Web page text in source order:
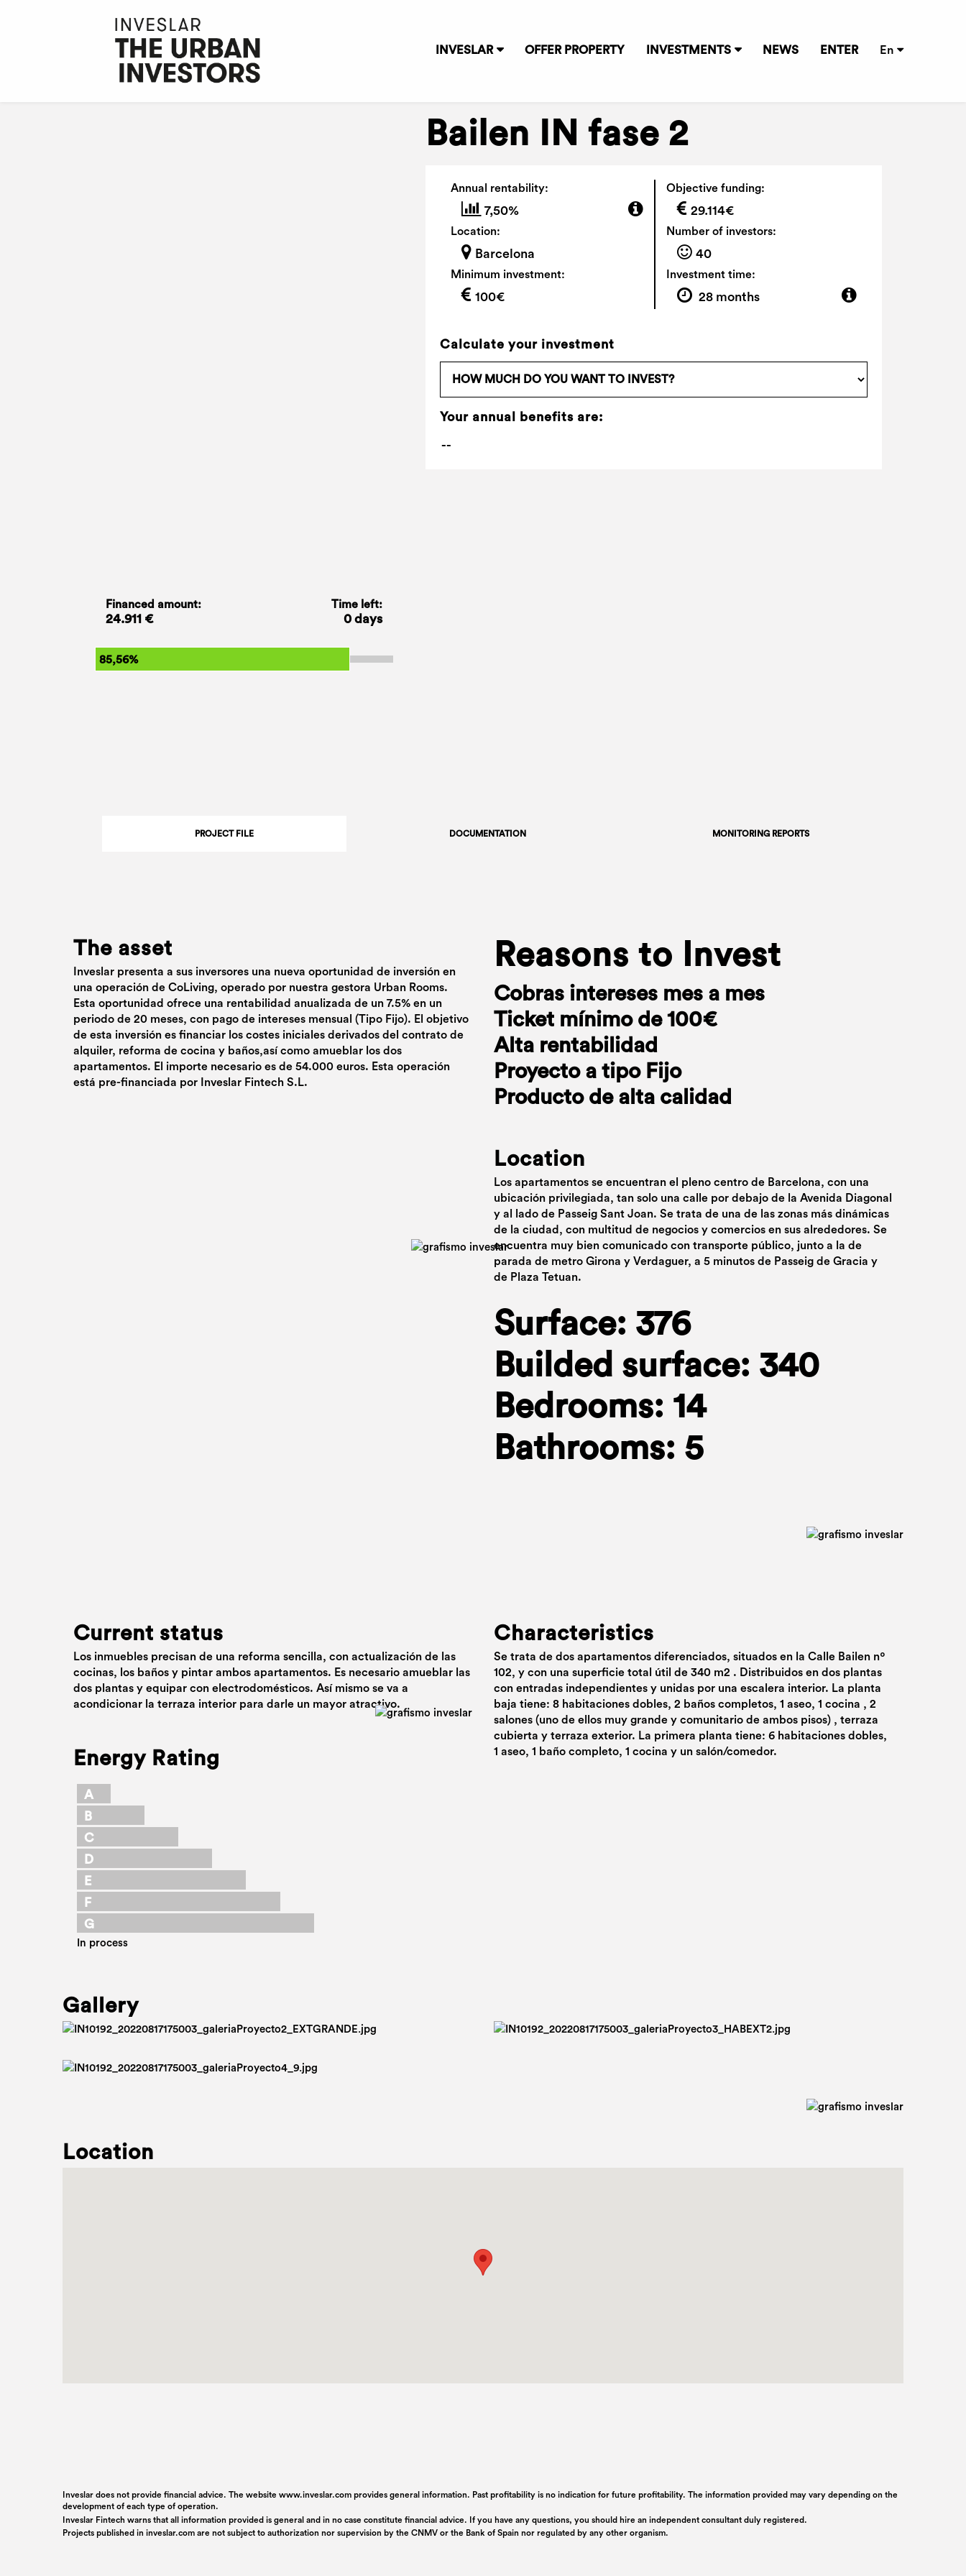
INVESLAR OFFER PROPERTY INVESTMENTS NEWS ENTER En
Bailen IN fase 2
Annual rentability:
7,50%
Location:
Barcelona
Minimum investment:
100€
Objective funding:
29.114€
Number of investors:
40
Investment time:
28 months
Calculate your investment
Your annual benefits are:
Financed amount:
24.911 €
Time left:
0 days
85,56%
PROJECT FILE DOCUMENTATION MONITORING REPORTS
The asset
Inveslar presenta a sus inversores una nueva oportunidad de inversión en
una operación de CoLiving, operado por nuestra gestora Urban Rooms.
Esta oportunidad ofrece una rentabilidad anualizada de un 7.5% en un
periodo de 20 meses, con pago de intereses mensual (Tipo Fijo). El objetivo
de esta inversión es financiar los costes iniciales derivados del contrato de
alquiler, reforma de cocina y baños,así como amueblar los dos
apartamentos. El importe necesario es de 54.000 euros. Esta operación
está pre-financiada por Inveslar Fintech S.L.
Reasons to Invest
Cobras intereses mes a mes
Ticket mínimo de 100€
Alta rentabilidad
Proyecto a tipo Fijo
Producto de alta calidad
Location
Los apartamentos se encuentran el pleno centro de Barcelona, con una
ubicación privilegiada, tan solo una calle por debajo de la Avenida Diagonal
y al lado de Passeig Sant Joan. Se trata de una de las zonas más dinámicas
de la ciudad, con multitud de negocios y comercios en sus alrededores. Se
encuentra muy bien comunicado con transporte público, junto a la de
parada de metro Girona y Verdaguer, a 5 minutos de Passeig de Gracia y
de Plaza Tetuan.
Surface: 376
Builded surface: 340
Bedrooms: 14
Bathrooms: 5
Current status
Los inmuebles precisan de una reforma sencilla, con actualización de las
cocinas, los baños y pintar ambos apartamentos. Es necesario amueblar las
dos plantas y equipar con electrodomésticos. Así mismo se va a
acondicionar la terraza interior para darle un mayor atractivo.
Energy Rating
A
B
C
D
E
F
G
In process
Characteristics
Se trata de dos apartamentos diferenciados, situados en la Calle Bailen nº
102, y con una superficie total útil de 340 m2 . Distribuidos en dos plantas
con entradas independientes y unidas por una escalera interior. La planta
baja tiene: 8 habitaciones dobles, 2 baños completos, 1 aseo, 1 cocina , 2
salones (uno de ellos muy grande y comunitario de ambos pisos) , terraza
cubierta y terraza exterior. La primera planta tiene: 6 habitaciones dobles,
1 aseo, 1 baño completo, 1 cocina y un salón/comedor.
Gallery
Location
Inveslar does not provide financial advice. The website www.inveslar.com provides general information. Past profitability is no indication for future profitability. The information provided may vary depending on the
development of each type of operation.
Inveslar Fintech warns that all information provided is general and in no case constitute financial advice. If you have any questions, you should hire an independent consultant duly registered.
Projects published in inveslar.com are not subject to authorization nor supervision by the CNMV or the Bank of Spain nor regulated by any other organism.